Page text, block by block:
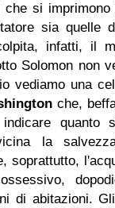
si imprimono
sia quelle
infatti, il
Solomon non
vediamo una
che,
quanto
la
soprattutto,
di abitazioni.